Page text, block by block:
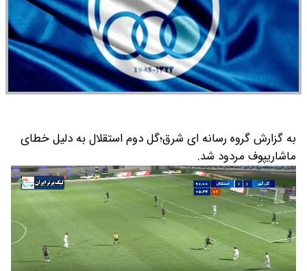
به گزارش گروه رسانه ای شرق؛گل دوم استقلال به دلیل خطای
ماشاریپوف مردود شد.